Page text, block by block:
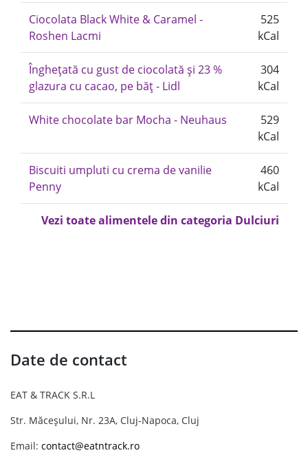
Ciocolata Black White & Caramel -
Roshen Lacmi
525
kCal
Înghețată cu gust de ciocolată și 23 %
glazura cu cacao, pe băț - Lidl
304
kCal
White chocolate bar Mocha - Neuhaus
529
kCal
Biscuiti umpluti cu crema de vanilie
Penny
460
kCal
Vezi toate alimentele din categoria Dulciuri
Date de contact
EAT & TRACK S.R.L
Str. Măceșului, Nr. 23A, Cluj-Napoca, Cluj
Email: contact@eatntrack.ro